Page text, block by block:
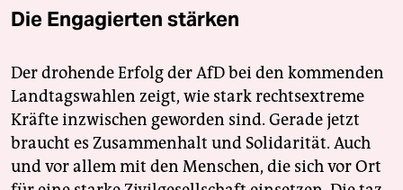
Die Engagierten stärken
Der drohende Erfolg der AfD bei den kommenden
Landtagswahlen zeigt, wie stark rechtsextreme
Kräfte inzwischen geworden sind. Gerade jetzt
braucht es Zusammenhalt und Solidarität. Auch
und vor allem mit den Menschen, die sich vor Ort